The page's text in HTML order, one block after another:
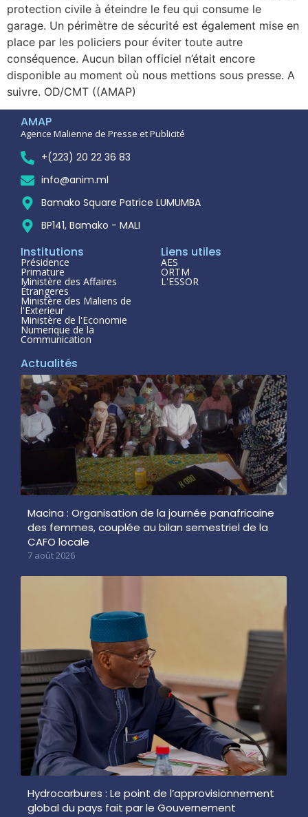
protection civile à éteindre le feu qui consume le
garage. Un périmètre de sécurité est également mise en
place par les policiers pour éviter toute autre
conséquence. Aucun bilan officiel n’était encore
disponible au moment où nous mettions sous presse. A
suivre. OD/CMT ((AMAP)
AMAP
Agence Malienne de Presse et Publicité
+(223) 20 22 36 83
info@anim.ml
Bamako Square Patrice LUMUMBA
BP141, Bamako - MALI
Institutions
Présidence
Primature
Ministère des Affaires
Étrangeres
Ministère des Maliens de
l'Exterieur
Ministère de l'Economie
Numerique de la
Communication
Liens utiles
AES
ORTM
L'ESSOR
Actualités
Macina : Organisation de la journée panafricaine
des femmes, couplée au bilan semestriel de la
CAFO locale
7 août 2026
Hydrocarbures : Le point de l’approvisionnement
global du pays fait par le Gouvernement